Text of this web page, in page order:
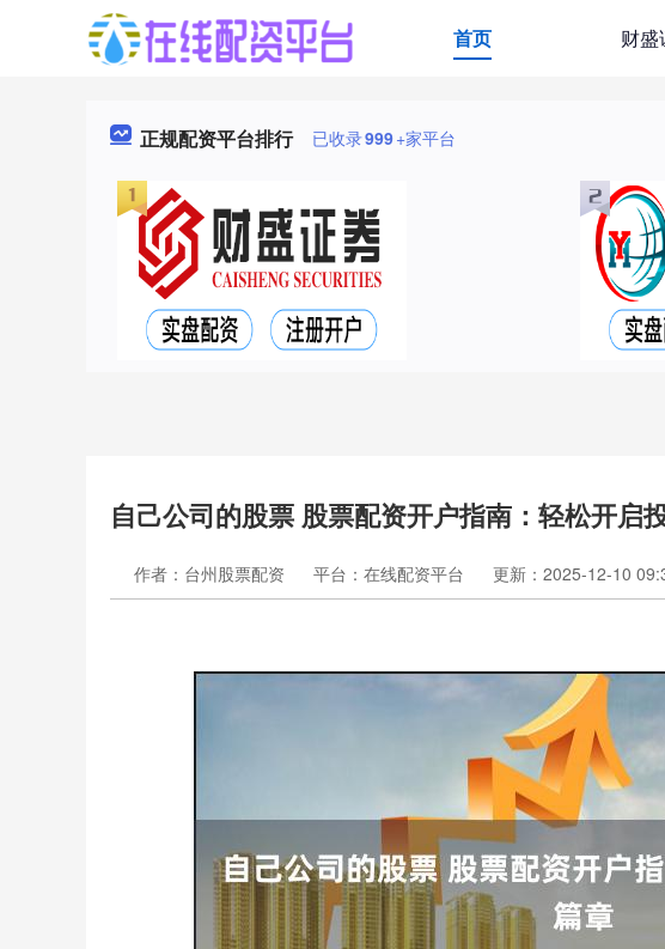
首页 财盛
正规配资平台排行 已收录999+家平台
自己公司的股票 股票配资开户指南：轻松开启
作者：台州股票配资 平台：在线配资平台 更新：2025-12-10